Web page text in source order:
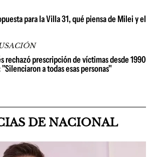
para la Villa 31, qué piensa de Milei y el
rechazó prescripción de víctimas desde 1990
a todas esas personas"
DE NACIONAL